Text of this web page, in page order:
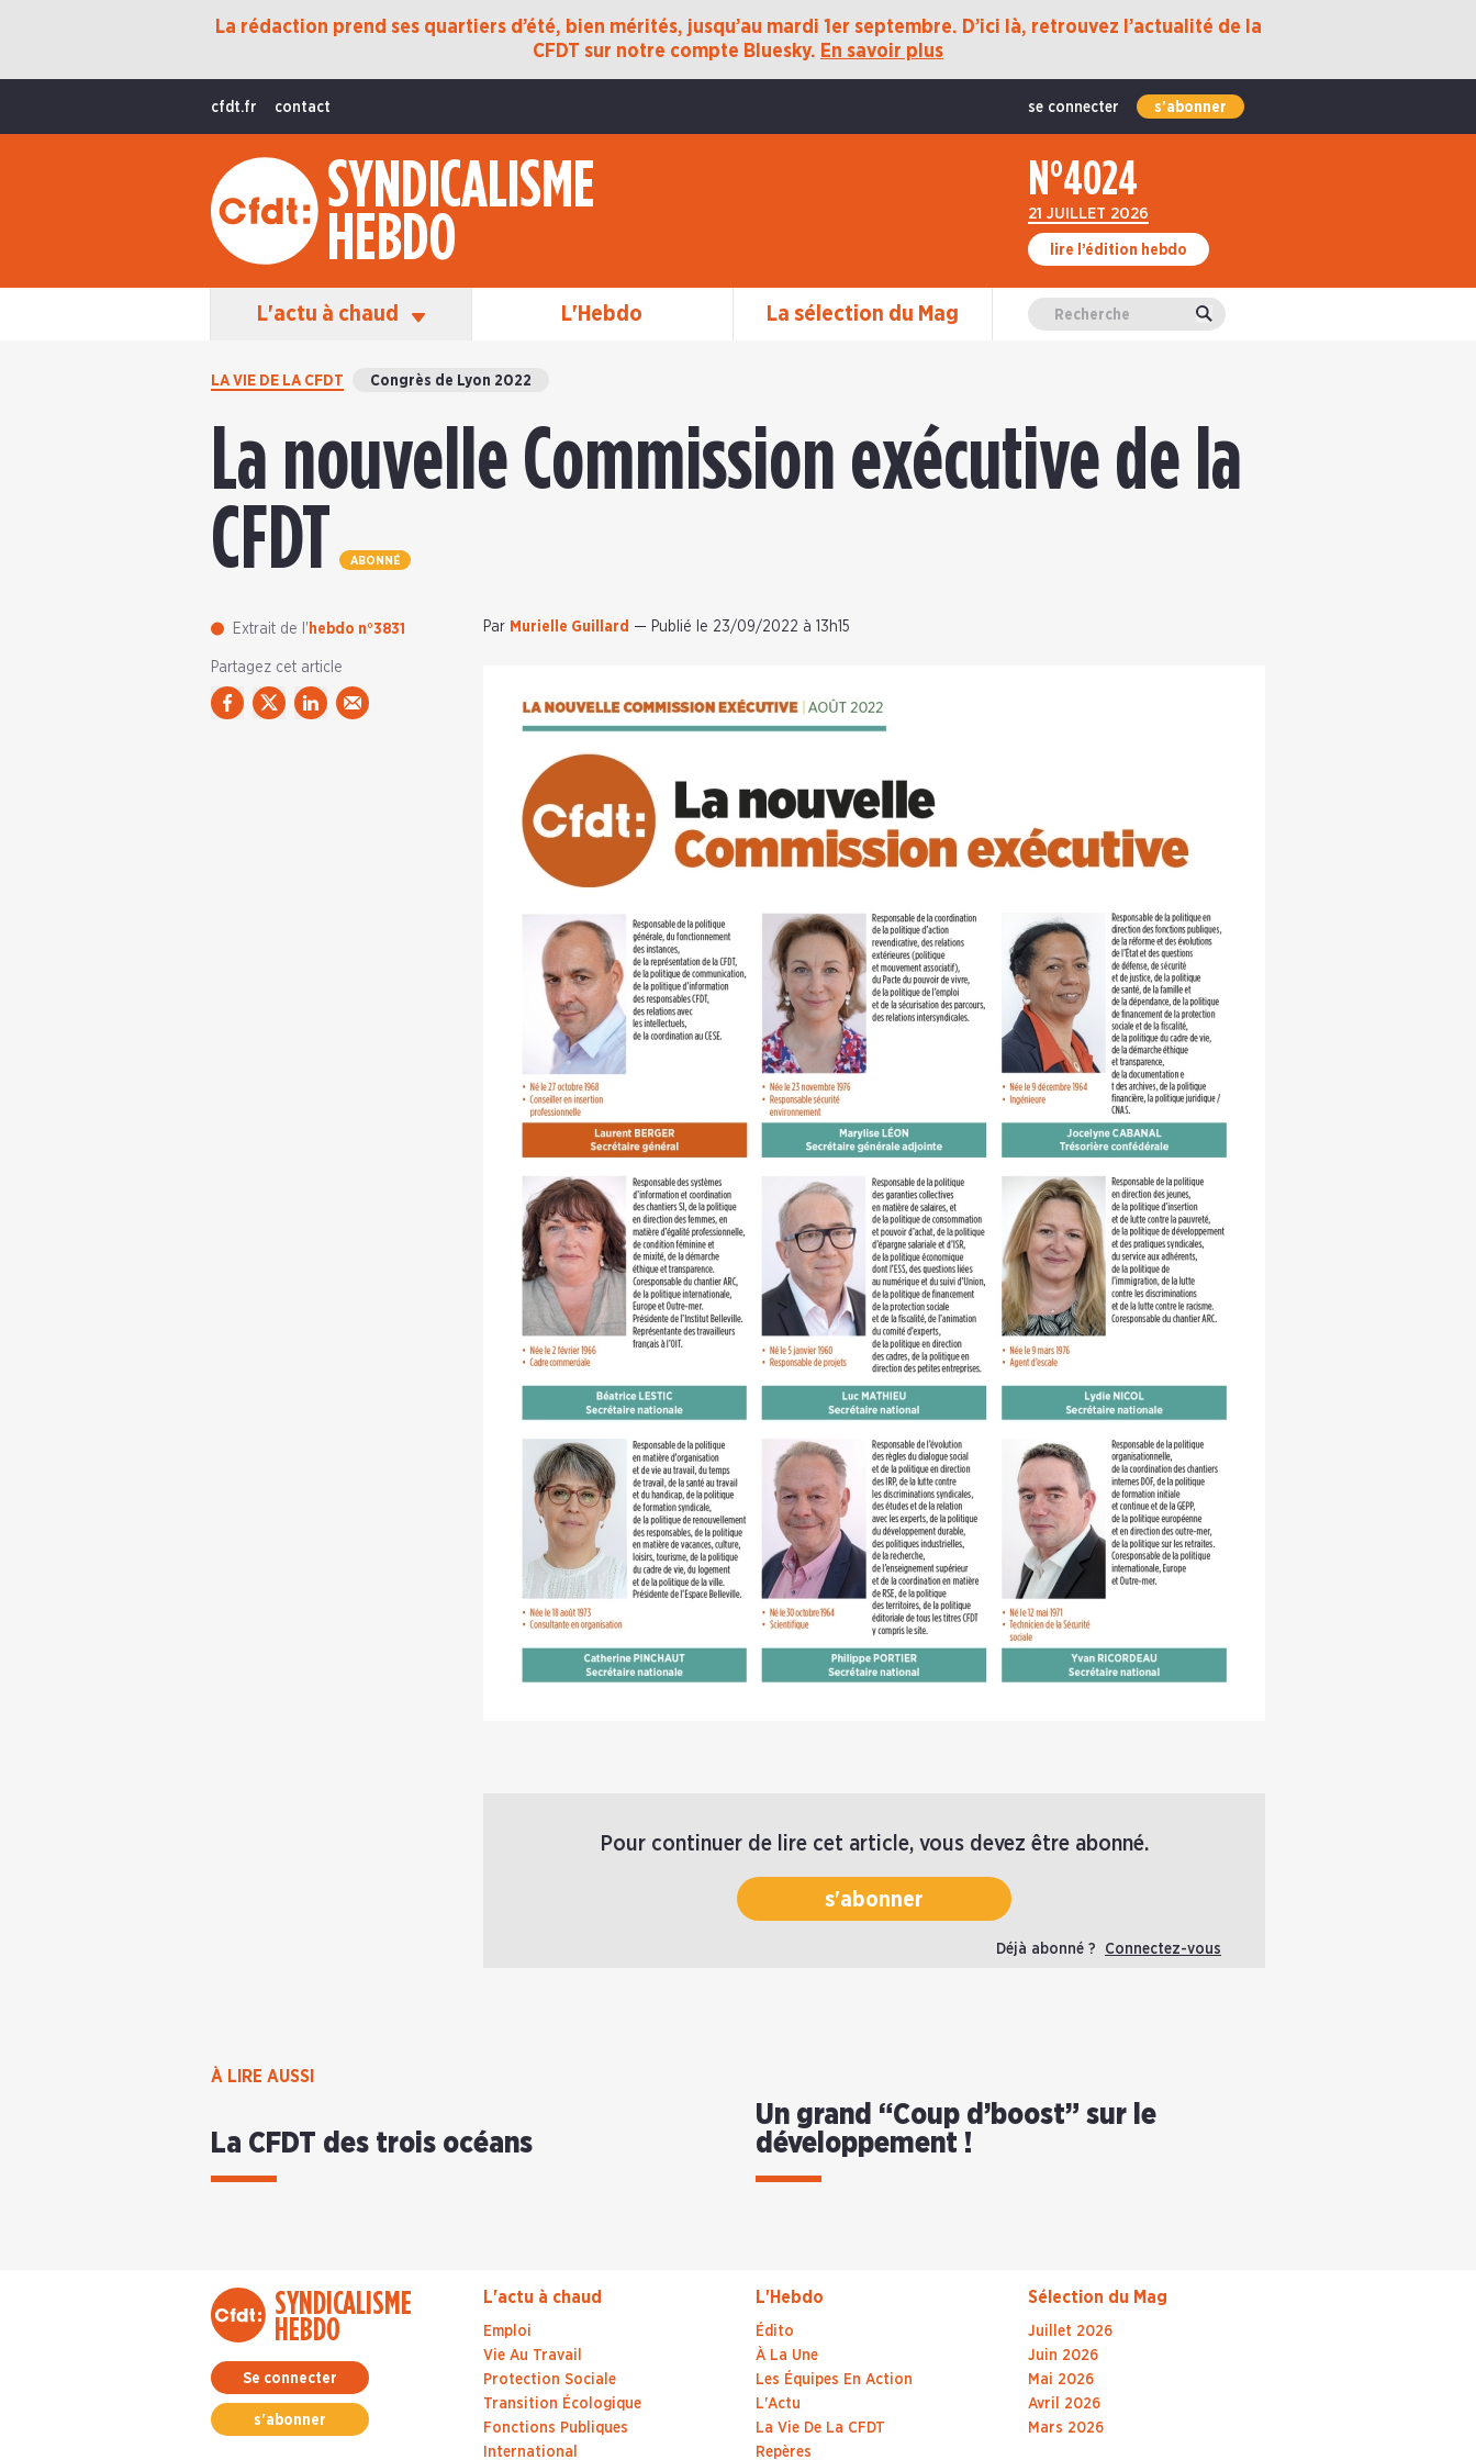
La rédaction prend ses quartiers d’été, bien mérités, jusqu’au mardi 1er septembre. D’ici là, retrouvez l’actualité de la
CFDT sur notre compte Bluesky. En savoir plus
cfdt.fr contact se connecter s'abonner
SYNDICALISME
HEBDO
N°4024
21 JUILLET 2026
lire l’édition hebdo
L'actu à chaud
Protection Sociale
International
La Vie De La CFDT
Les Équipes En Action L'Hebdo La sélection du Mag Valider
LA VIE DE LA CFDT Congrès de Lyon 2022
La nouvelle Commission exécutive de la
CFDT
ABONNÉ
Extrait de l' hebdo n°3831
Partagez cet article
Par Murielle Guillard — Publié le 23/09/2022 à 13h15
Pour continuer de lire cet article, vous devez être abonné.
s'abonner
Déjà abonné ? Connectez-vous
À LIRE AUSSI
La CFDT des trois océans
Un grand “Coup d’boost” sur le
développement !
SYNDICALISME
HEBDO
Se connecter
s'abonner
L'actu à chaud
Emploi
Vie Au Travail
Protection Sociale
Transition Écologique
Fonctions Publiques
International
L'Hebdo
Édito
À La Une
Les Équipes En Action
L'Actu
La Vie De La CFDT
Repères
Sélection du Mag
Juillet 2026
Juin 2026
Mai 2026
Avril 2026
Mars 2026